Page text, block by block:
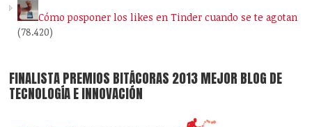
Cómo posponer los likes en Tinder cuando se te agotan
(78.420)
FINALISTA PREMIOS BITÁCORAS 2013 MEJOR BLOG DE
TECNOLOGÍA E INNOVACIÓN